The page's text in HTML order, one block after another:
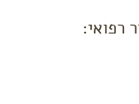
רפואי: